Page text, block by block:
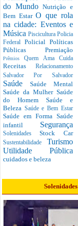
do MundoNutrição e
Bem EstarO que rola
na cidade: Eventos e
Música Piscicultura Policia
Federal Policial Políticas
Públicas Premiação
PrêmiosQuem Ama Cuida
Receitas Relacionamento
Salvador Por Salvador
Saúde Saúde Mental
Saúde da Mulher Saúde
do Homem Saúde e
Beleza Saúde e Bem Estar
Saúde em Forma Saúde
infantil Segurança
SolenidadesStock Car
Sustentabilidade Turismo
Utilidade Pública
cuidados e beleza
Solenidades